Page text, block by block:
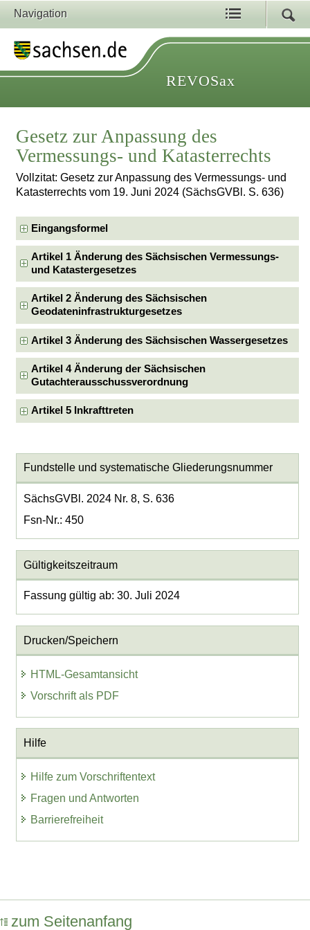
Navigation
REVOSax
Gesetz zur Anpassung des
Vermessungs- und Katasterrechts
Vollzitat: Gesetz zur Anpassung des Vermessungs- und
Katasterrechts vom 19. Juni 2024 (SächsGVBl. S. 636)
Eingangsformel
Artikel 1 Änderung des Sächsischen Vermessungs-
und Katastergesetzes
Artikel 2 Änderung des Sächsischen
Geodateninfrastrukturgesetzes
Artikel 3 Änderung des Sächsischen Wassergesetzes
Artikel 4 Änderung der Sächsischen
Gutachterausschussverordnung
Artikel 5 Inkrafttreten
Fundstelle und systematische Gliederungsnummer
SächsGVBl. 2024 Nr. 8, S. 636
Fsn-Nr.: 450
Gültigkeitszeitraum
Fassung gültig ab: 30. Juli 2024
Drucken/Speichern
HTML-Gesamtansicht
Vorschrift als PDF
Hilfe
Hilfe zum Vorschriftentext
Fragen und Antworten
Barrierefreiheit
zum Seitenanfang